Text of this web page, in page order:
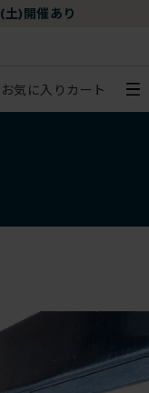
(土)開催あり
お気に入り カート